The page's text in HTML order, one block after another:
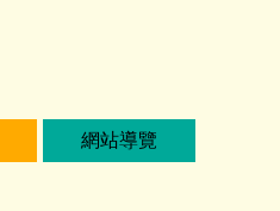
網站導覽